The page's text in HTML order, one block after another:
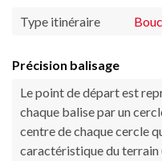
Type itinéraire
Précision balisage
Le point de départ est
chaque balise par un
centre de chaque cercle
caractéristique du